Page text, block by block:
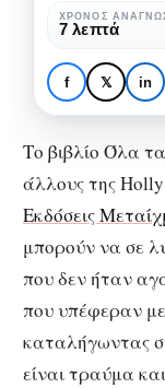
ΒΙΒΛΊΟ
Όλα τα
μπροστά
γνώμη,
έκλαψα
μπροστά
σε
άλλους:
να
αλλάξεις
γνώμη,
να
πεις
όχι!
ΧΡΌΝΟΣ
7 λεπτά
f 𝕏 in
Το βιβλίο Όλα
άλλους της
Εκδόσεις
μπορούν να σε
που δεν ήταν
που υπέφεραν
καταλήγωντας
είναι τραύμα